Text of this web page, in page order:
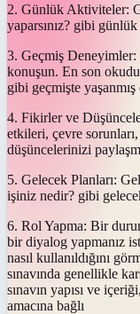
2. Günlük Aktiviteler:
yaparsınız? gibi
3. Geçmiş Deneyimler:
konuşun. En son
gibi geçmişte
4. Fikirler ve
etkileri, çevre
düşüncelerinizi
5. Gelecek Planları:
işiniz nedir? gibi
6. Rol Yapma: Bir
bir diyalog yapmanız
nasıl kullanıldığını
sınavında genellikle
sınavın yapısı ve
amacına bağlı